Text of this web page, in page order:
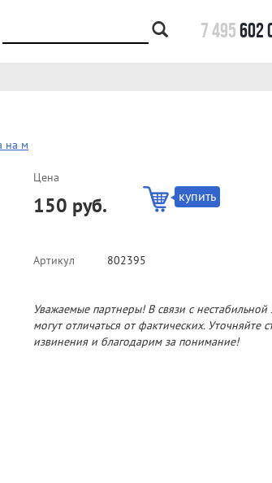
7 495602
на м
Цена
150 руб. купить
Артикул 802395
Уважаемые партнеры! В связи с
могут отличаться от фактических.
извинения и благодарим за понимание!